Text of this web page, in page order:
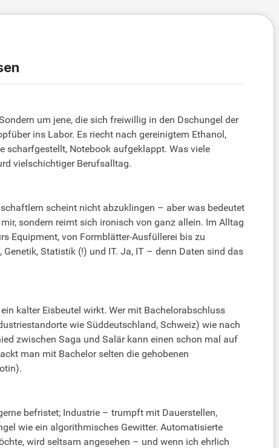
um jene, die sich freiwillig in den Dschungel der
ins Labor. Es riecht nach gereinigtem Ethanol,
scharfgestellt, Notebook aufgeklappt. Was viele
vielschichtiger Berufsalltag.
scheint nicht abzuklingen – aber was bedeutet
sondern reimt sich ironisch von ganz allein. Im Alltag
Equipment, von Formblätter-Ausfüllerei bis zu
Statistik (!) und IT. Ja, IT – denn Daten sind das
kalter Eisbeutel wirkt. Wer mit Bachelorabschluss
wie Süddeutschland, Schweiz) wie nach
zwischen Saga und Salär kann einen schon mal auf
man mit Bachelor selten die gehobenen
befristet; Industrie – trumpft mit Dauerstellen,
wie ein algorithmisches Gewitter. Automatisierte
wird seltsam angesehen – und wenn ich ehrlich